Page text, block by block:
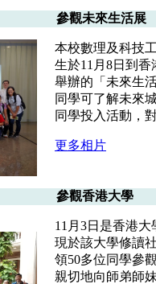
參觀未來生活展
本校數理及科技
生於11月8日到
舉辦的「未來生
同學可了解未來
同學投入活動，
更多相片
參觀香港大學
11月3日是香港
現於該大學修讀
領50多位同學參
親切地向師弟師